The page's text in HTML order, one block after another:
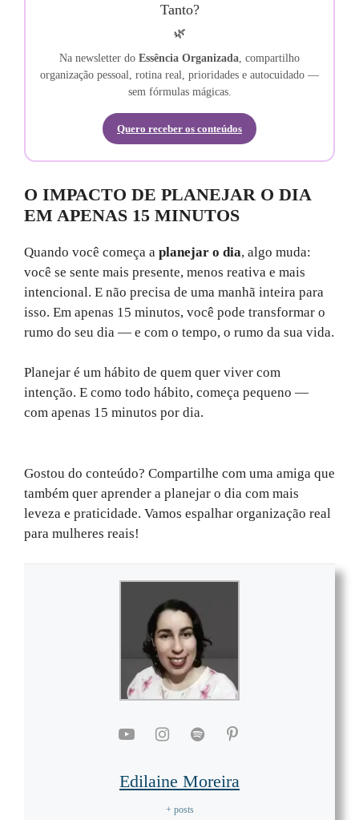
Tanto?
🌿
Na newsletter do Essência Organizada , compartilho
organização pessoal, rotina real, prioridades e autocuidado —
sem fórmulas mágicas.
Quero receber os conteúdos
O IMPACTO DE PLANEJAR O DIA
EM APENAS 15 MINUTOS
Quando você começa a planejar o dia, algo muda:
você se sente mais presente, menos reativa e mais
intencional. E não precisa de uma manhã inteira para
isso. Em apenas 15 minutos, você pode transformar o
rumo do seu dia — e com o tempo, o rumo da sua vida.
Planejar é um hábito de quem quer viver com
intenção. E como todo hábito, começa pequeno —
com apenas 15 minutos por dia.
Gostou do conteúdo? Compartilhe com uma amiga que
também quer aprender a planejar o dia com mais
leveza e praticidade. Vamos espalhar organização real
para mulheres reais!
Edilaine Moreira
+ posts